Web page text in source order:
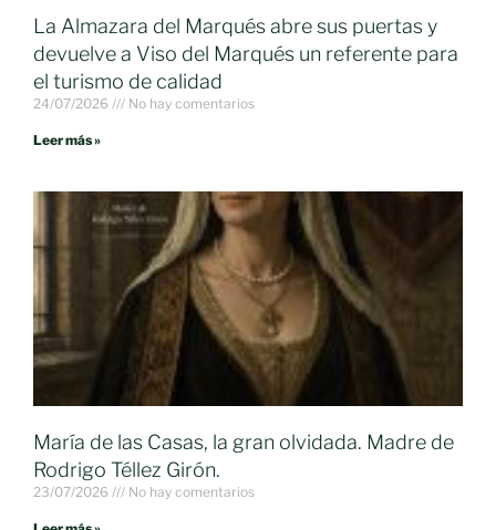
La Almazara del Marqués abre sus puertas y
devuelve a Viso del Marqués un referente para
el turismo de calidad
24/07/2026 No hay comentarios
Leer más »
María de las Casas, la gran olvidada. Madre de
Rodrigo Téllez Girón.
23/07/2026 No hay comentarios